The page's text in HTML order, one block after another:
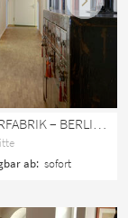
LUXURIÖSES LOFT IN HISTORISCHER KOFFERFABRIK – BERLIN MITTE
ab: sofort